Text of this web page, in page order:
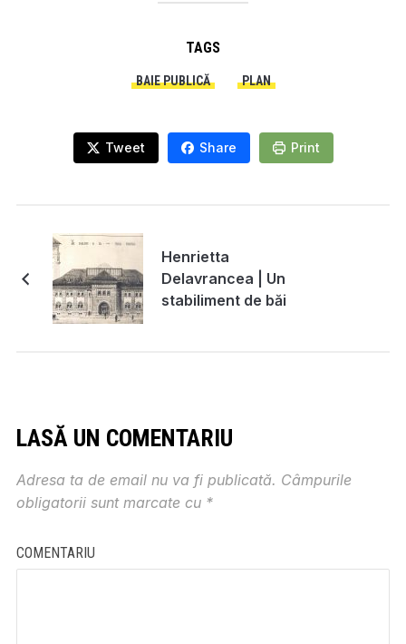
TAGS
BAIE PUBLICĂ PLAN
Tweet Share Print
Henrietta
Delavrancea | Un
stabiliment de băi
LASĂ UN COMENTARIU
Adresa ta de email nu va fi publicată. Câmpurile
obligatorii sunt marcate cu *
COMENTARIU